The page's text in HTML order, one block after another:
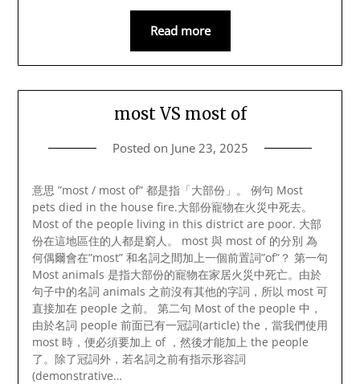
Read more
most VS most of
Posted on June 23, 2025
意思 ”most / most of” 都是指「大部份」。 例句 Most
pets died in the house fire.大部份寵物在火災中死去。
Most of the people living in this district are poor. 大部
份在這地區住的人都是窮人。 most 與 most of 的分別 為
何偶爾會在”most” 和名詞之間加上一個前置詞”of”？ 第一句
Most animals 是指大部份的寵物在家居火災中死亡。由於
句子中的名詞 animals 之前沒有其他的字詞，所以 most 可
直接加在 people 之前。 第二句 Most of the people 中，
由於名詞 people 前面已有一冠詞(article) the，當我們使用
most 時，便必須要加上 of ，然後才能加上 the people
了。除了冠詞外，若名詞之前有指示形容詞
(demonstrative…